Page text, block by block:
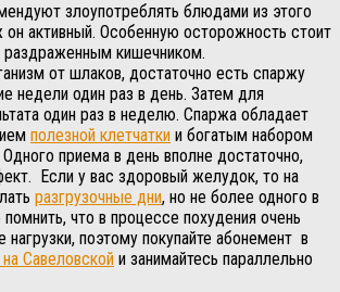
злоупотреблять блюдами из этого
активный. Особенную осторожность стоит
кишечником.
от шлаков, достаточно есть спаржу
недели один раз в день. Затем для
один раз в неделю. Спаржа обладает
полезной клетчатки и богатым набором
приема в день вполне достаточно,
Если у вас здоровый желудок, то на
разгрузочные дни, но не более одного в
что в процессе похудения очень
поэтому покупайте абонемент в
Савеловской и занимайтесь параллельно